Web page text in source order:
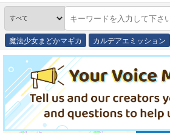
魔法少女まどかマギカ カルデアエミッション